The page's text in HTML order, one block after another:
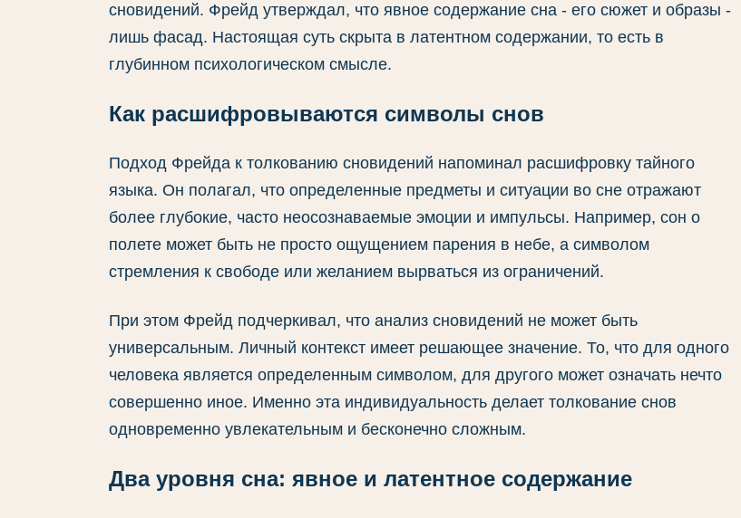
сновидений. Фрейд утверждал, что явное содержание сна - его сюжет и образы -
лишь фасад. Настоящая суть скрыта в латентном содержании, то есть в
глубинном психологическом смысле.
Как расшифровываются символы снов
Подход Фрейда к толкованию сновидений напоминал расшифровку тайного
языка. Он полагал, что определенные предметы и ситуации во сне отражают
более глубокие, часто неосознаваемые эмоции и импульсы. Например, сон о
полете может быть не просто ощущением парения в небе, а символом
стремления к свободе или желанием вырваться из ограничений.
При этом Фрейд подчеркивал, что анализ сновидений не может быть
универсальным. Личный контекст имеет решающее значение. То, что для одного
человека является определенным символом, для другого может означать нечто
совершенно иное. Именно эта индивидуальность делает толкование снов
одновременно увлекательным и бесконечно сложным.
Два уровня сна: явное и латентное содержание